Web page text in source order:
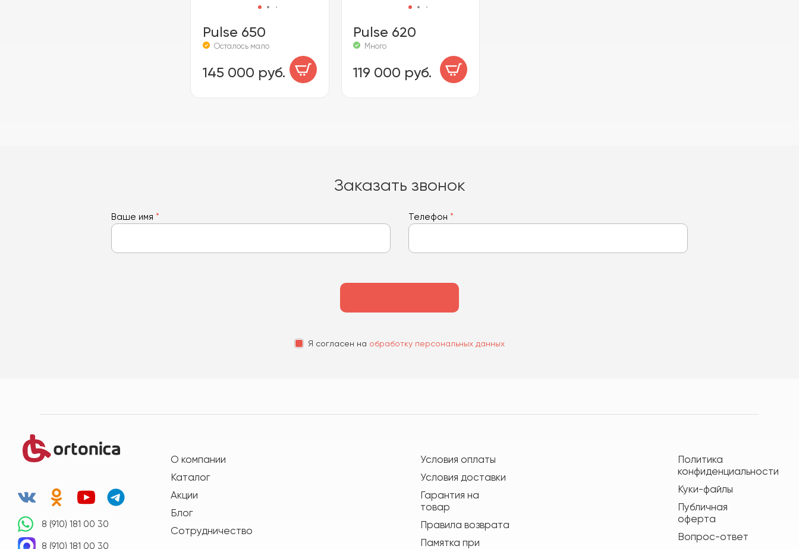
Pulse 650
Осталось мало
145 000 руб.
Pulse 620
Много
119 000 руб.
Заказать звонок
Ваше имя * Телефон *
Я согласен на обработку персональных данных
8 (910) 181 00 30
8 (910) 181 00 30
О компании
Каталог
Акции
Блог
Сотрудничество
Условия оплаты
Условия доставки
Гарантия на
товар
Правила возврата
Памятка при
Политика
конфиденциальности
Куки-файлы
Публичная
оферта
Вопрос-ответ